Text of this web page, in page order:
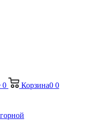
0 Корзина0 0